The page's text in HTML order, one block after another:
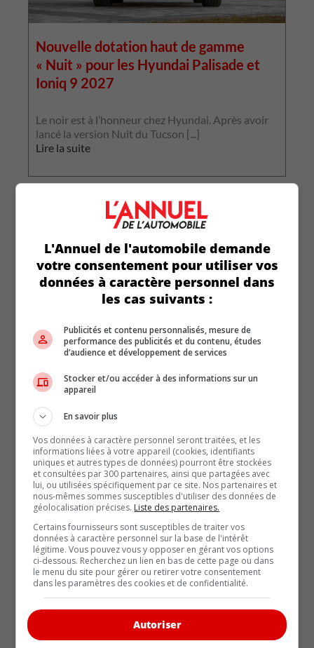
Nouvelle dotation haut de gamme « Nuit » pour les
Hyundai Palisade et Ioniq 9 2027
La Chevrolet Camaro reviendra en 2029 avec 4 portes
Holand Automotive rachète une partie du
portefeuille de John Scotti Leasing
Holand Automotive rachète une partie du
portefeuille de John Scotti Leasing
Toyota prépare une nouvelle génération de batteries
hybrides
Actualités (5867)
Nouvelle dotation haut de gamme
« Nuit » pour les Hyundai Palisade et
Ioniq 9 2027
Le noir est à l’honneur chez Hyundai. Après avoir
lancé la version Nuit du Tucson [...]
Lire la suite
L'Annuel de l'automobile demande
votre consentement pour utiliser vos
données à caractère personnel dans
les cas suivants :
Publicités et contenu personnalisés, mesure de
performance des publicités et du contenu, études
d’audience et développement de services
Stocker et/ou accéder à des informations sur un
appareil
En savoir plus
Vos données à caractère personnel seront traitées, et les
informations liées à votre appareil (cookies, identifiants
uniques et autres types de données) pourront être stockées
et consultées par 300 partenaires, ainsi que partagées avec
lui, ou utilisées spécifiquement par ce site. Nos partenaires et
nous-mêmes sommes susceptibles d'utiliser des données de
géolocalisation précises. Liste des partenaires.
Certains fournisseurs sont susceptibles de traiter vos
données à caractère personnel sur la base de l'intérêt
légitime. Vous pouvez vous y opposer en gérant vos options
ci-dessous. Recherchez un lien en bas de cette page ou dans
le menu du site pour gérer ou retirer votre consentement
dans les paramètres des cookies et de confidentialité.
Autoriser